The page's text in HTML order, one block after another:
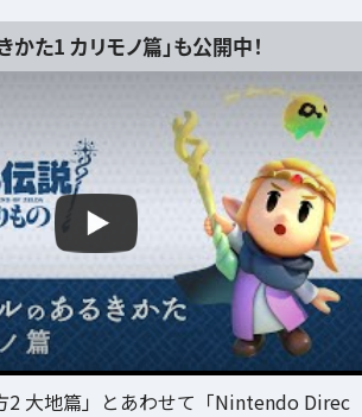
かた1 カリモノ篇」も公開中！
2 大地篇」とあわせて「Nintendo Direc